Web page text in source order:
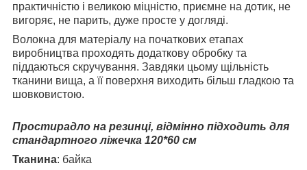
практичністю і великою міцністю, приємне на дотик, не
вигоряє, не парить, дуже просте у догляді.
Волокна для матеріалу на початкових етапах
виробництва проходять додаткову обробку та
піддаються скручування. Завдяки цьому щільність
тканини вища, а її поверхня виходить більш гладкою та
шовковистою.
Простирадло на резинці, відмінно підходить для
стандартного ліжечка 120*60 см
Тканина: байка